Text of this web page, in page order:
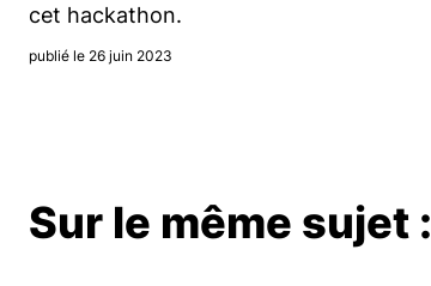
cet hackathon.
publié le 26 juin 2023
Sur le même sujet :